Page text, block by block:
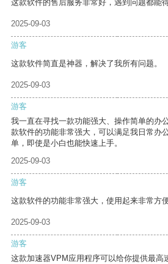
这款软件的售后服务非常好，遇到问题都能
2025-09-03
游客
这款软件简直是神器，解决了我所有问题。
2025-09-03
游客
我一直在寻找一款功能强大、操作简单的办
款软件的功能非常强大，可以满足我日常办
单，即使是小白也能快速上手。
2025-09-03
游客
这款软件的功能非常强大，使用起来非常方便
2025-09-03
游客
这款加速器VPM应用程序可以给你提供最高